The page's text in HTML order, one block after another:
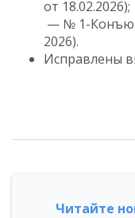
от 18.02.2026);
— № 1-
2026).
Исправлены
Читайте